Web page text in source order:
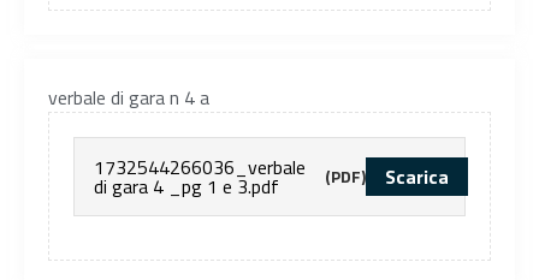
verbale di gara n 4 a
1732544266036_verbale
di gara 4 _pg 1 e 3.pdf (PDF) Scarica